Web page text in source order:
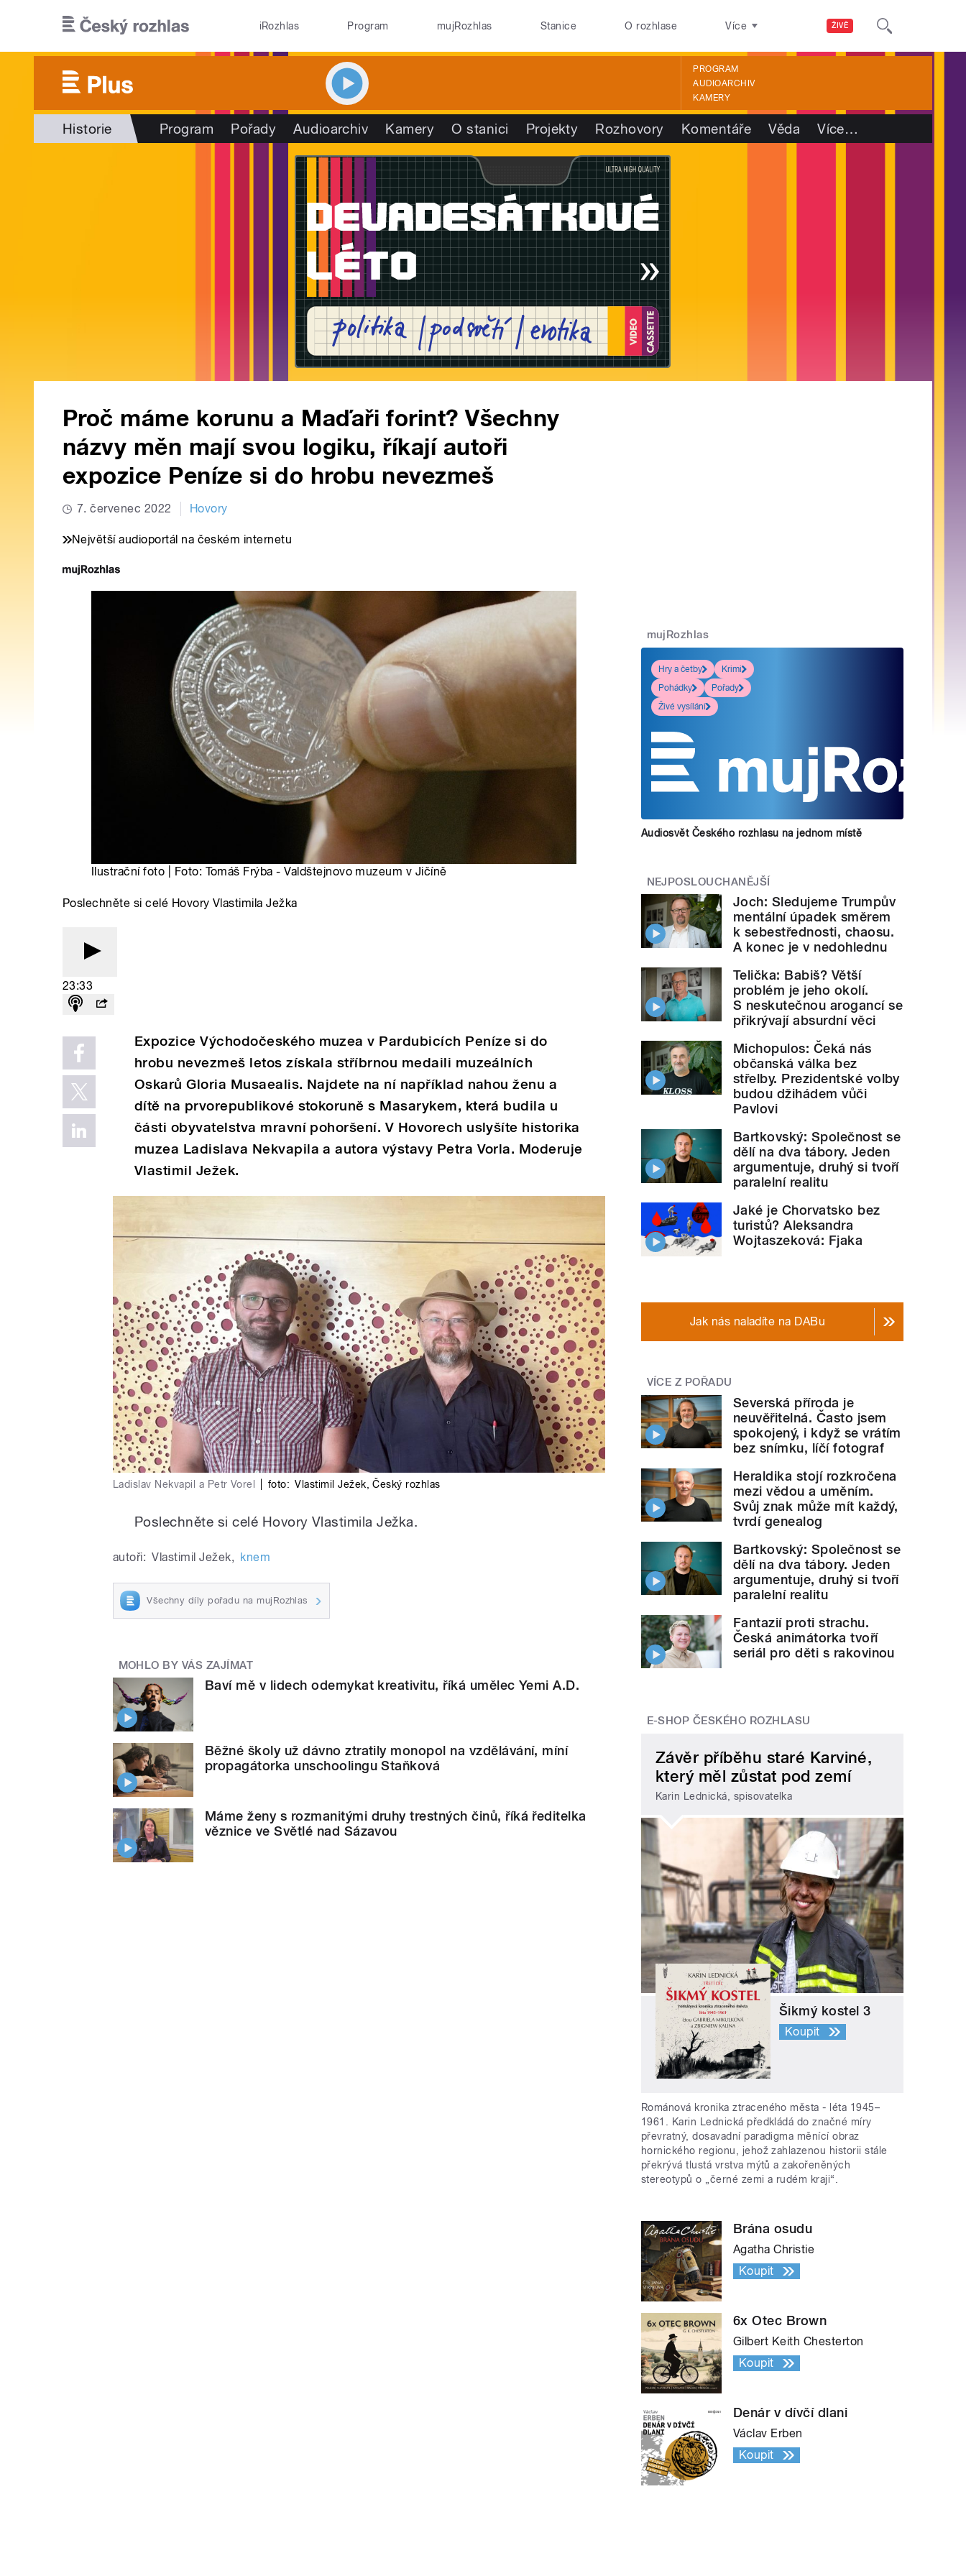
ŽIVĚ
iRozhlas Program mujRozhlas Stanice O rozhlase Více
PROGRAM
AUDIOARCHIV
KAMERY
Historie Program Pořady Audioarchiv Kamery O stanici Projekty Rozhovory Komentáře Věda Více…
Proč máme korunu a Maďaři forint? Všechny
názvy měn mají svou logiku, říkají autoři
expozice Peníze si do hrobu nevezmeš
7. červenec 2022 Hovory
Největší audioportál na českém internetu
Ilustrační foto | Foto: Tomáš Frýba - Valdštejnovo muzeum v Jičíně
Poslechněte si celé Hovory Vlastimila Ježka
23:33
Expozice Východočeského muzea v Pardubicích Peníze si do
hrobu nevezmeš letos získala stříbrnou medaili muzeálních
Oskarů Gloria Musaealis. Najdete na ní například nahou ženu a
dítě na prvorepublikové stokoruně s Masarykem, která budila u
části obyvatelstva mravní pohoršení. V Hovorech uslyšíte historika
muzea Ladislava Nekvapila a autora výstavy Petra Vorla. Moderuje
Vlastimil Ježek.
Ladislav Nekvapil a Petr Vorel foto: Vlastimil Ježek,Český rozhlas
Poslechněte si celé Hovory Vlastimila Ježka.
autoři: Vlastimil Ježek, knem
Všechny díly pořadu na mujRozhlas
MOHLO BY VÁS ZAJÍMAT
Baví mě v lidech odemykat kreativitu, říká umělec Yemi A.D.
Běžné školy už dávno ztratily monopol na vzdělávání, míní
propagátorka unschoolingu Staňková
Máme ženy s rozmanitými druhy trestných činů, říká ředitelka
věznice ve Světlé nad Sázavou
mujRozhlas
Hry a četby
Krimi
Pohádky
Pořady
Živé vysílání
Audiosvět Českého rozhlasu na jednom místě
NEJPOSLOUCHANĚJŠÍ
Joch: Sledujeme Trumpův
mentální úpadek směrem
k sebestřednosti, chaosu.
A konec je v nedohlednu
Telička: Babiš? Větší
problém je jeho okolí.
S neskutečnou arogancí se
přikrývají absurdní věci
Michopulos: Čeká nás
občanská válka bez
střelby. Prezidentské volby
budou džihádem vůči
Pavlovi
Bartkovský: Společnost se
dělí na dva tábory. Jeden
argumentuje, druhý si tvoří
paralelní realitu
Jaké je Chorvatsko bez
turistů? Aleksandra
Wojtaszeková: Fjaka
Jak nás naladíte na DABu
VÍCE Z POŘADU
Severská příroda je
neuvěřitelná. Často jsem
spokojený, i když se vrátím
bez snímku, líčí fotograf
Heraldika stojí rozkročena
mezi vědou a uměním.
Svůj znak může mít každý,
tvrdí genealog
Bartkovský: Společnost se
dělí na dva tábory. Jeden
argumentuje, druhý si tvoří
paralelní realitu
Fantazií proti strachu.
Česká animátorka tvoří
seriál pro děti s rakovinou
E-SHOP ČESKÉHO ROZHLASU
Závěr příběhu staré Karviné,
který měl zůstat pod zemí
Karin Lednická, spisovatelka
Šikmý kostel 3
Koupit
Románová kronika ztraceného města - léta 1945–
1961. Karin Lednická předkládá do značné míry
převratný, dosavadní paradigma měnící obraz
hornického regionu, jehož zahlazenou historii stále
překrývá tlustá vrstva mýtů a zakořeněných
stereotypů o „černé zemi a rudém kraji“.
Brána osudu
Agatha Christie
Koupit
6x Otec Brown
Gilbert Keith Chesterton
Koupit
Denár v dívčí dlani
Václav Erben
Koupit